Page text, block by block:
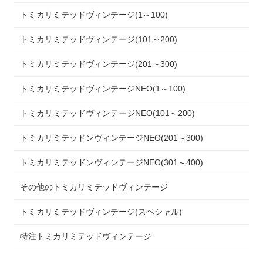
トミカリミテッドヴィンテージ(1～100)
トミカリミテッドヴィンテージ(101～200)
トミカリミテッドヴィンテージ(201～300)
トミカリミテッドヴィンテージNEO(1～100)
トミカリミテッドヴィンテージNEO(101～200)
トミカリミテッドンヴィンテージNEO(201～300)
トミカリミテッドンヴィンテージNEO(301～400)
その他のトミカリミテッドヴィンテージ
トミカリミテッドヴィンテージ(スペシャル)
特注トミカリミテッドヴィンテージ